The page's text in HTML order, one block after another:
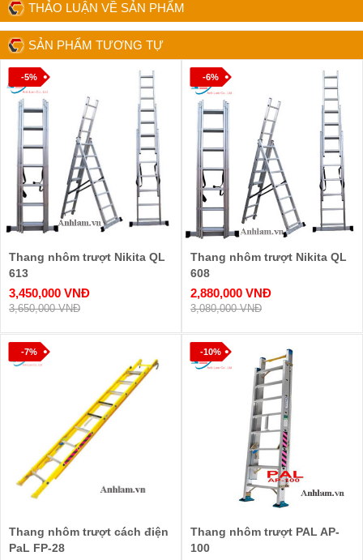
THẢO LUẬN VỀ SẢN PHẨM
SẢN PHẨM TƯƠNG TỰ
-5%
Thang nhôm trượt Nikita QL
613
3,450,000 VNĐ
3,650,000 VNĐ
-6%
Thang nhôm trượt Nikita QL
608
2,880,000 VNĐ
3,080,000 VNĐ
-7%
Thang nhôm trượt cách điện
PaL FP-28
-10%
Thang nhôm trượt PAL AP-
100